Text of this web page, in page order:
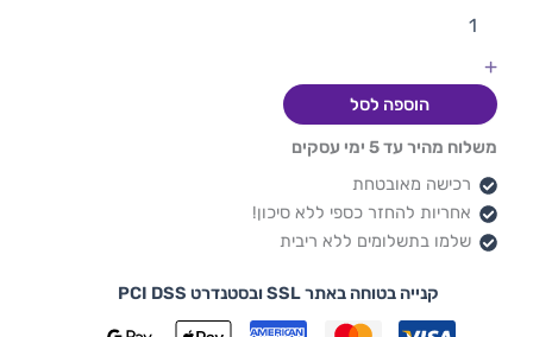
+
הוספה לסל
משלוח מהיר עד 5 ימי עסקים
רכישה מאובטחת
אחריות להחזר כספי ללא סיכון!
שלמו בתשלומים ללא ריבית
קנייה בטוחה באתר SSL ובסטנדרט PCI DSS